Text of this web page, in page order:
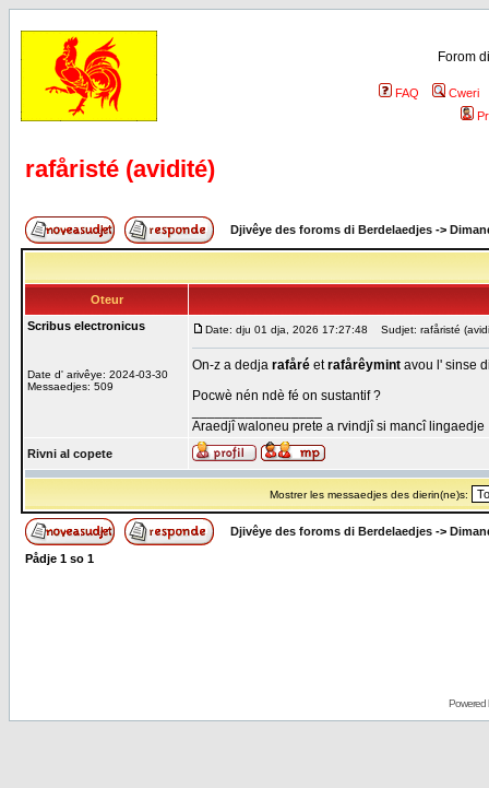
Forom
FAQ
Cweri
rafåristé (avidité)
Djivêye des foroms di Berdelaedjes ->
Oteur
Scribus electronicus
Date d' arivêye: 2024-03-30
Messaedjes: 509
Date: dju 01 dja, 2026 17:27:48 Sudjet: rafåristé
On-z a dedja rafåré etrafårêymint avou l' sinse
Pocwè nén ndè fé on sustantif ?
Araedjî waloneu prete a rvindjî si mancî lingaedje
Rivni al copete
Mostrer les messaedjes des dierin(ne)s:
Djivêye des foroms di Berdelaedjes ->
Pådje 1 so 1
Powered